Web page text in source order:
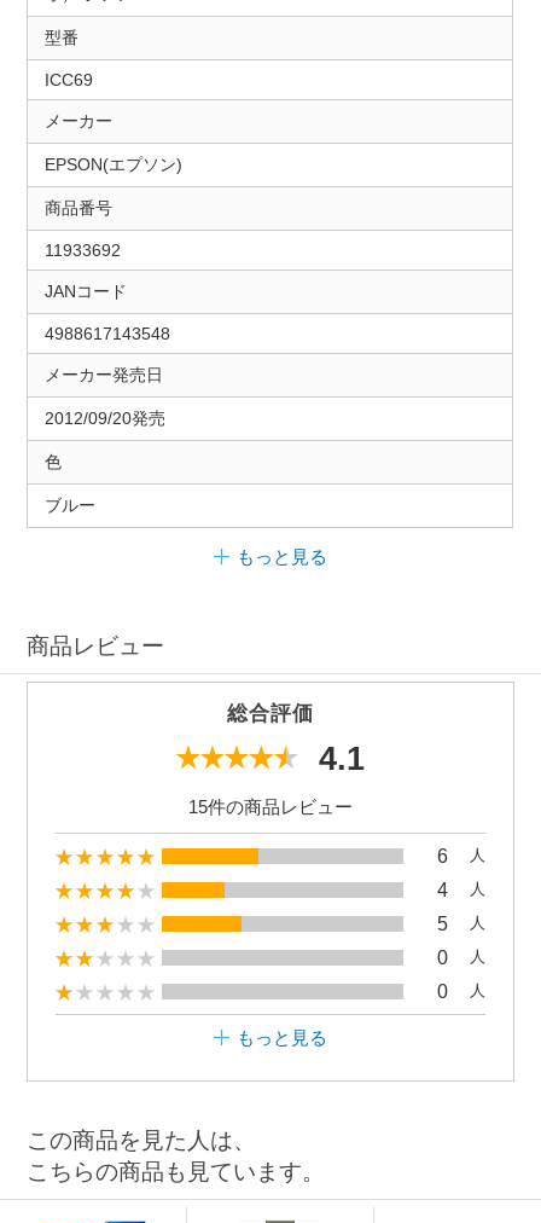
型番
ICC69
メーカー
EPSON(エプソン)
商品番号
11933692
JANコード
4988617143548
メーカー発売日
2012/09/20発売
色
ブルー
もっと見る
商品レビュー
総合評価
4.1
15件の商品レビュー
6 人
4 人
5 人
0 人
0 人
もっと見る
この商品を見た人は、
こちらの商品も見ています。